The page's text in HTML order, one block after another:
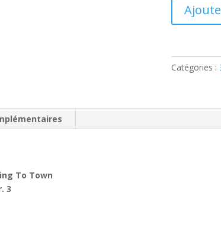
Wynonie
-
Mr
Coming
Catégories :
To Town
3